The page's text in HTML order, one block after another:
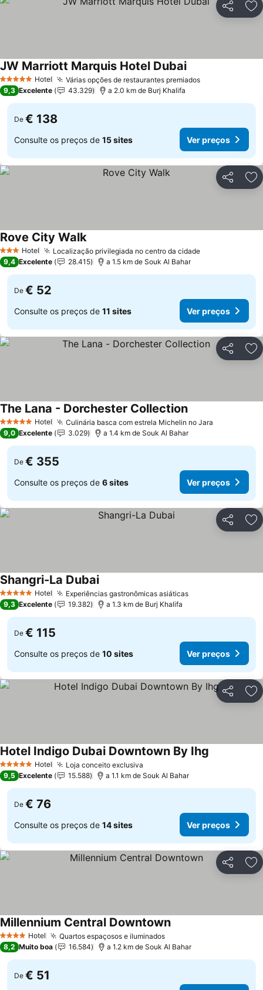
Partilhar
5 Estrelas Hotel Várias opções de restaurantes premiados
JW Marriott Marquis Hotel Dubai
9,3 Excelente 43.329 a 2.0 km de Burj Khalifa
De € 138
Consulte os preços de 15 sites Ver preços
Partilhar
3 EstrelasHotel Localização privilegiada no centro da cidade
Rove City Walk
9,4 Excelente 28.415 a 1.5 km de Souk Al Bahar
De € 52
Consulte os preços de 11 sites Ver preços
Partilhar
5 Estrelas Hotel Culinária basca com estrela Michelin no Jara
The Lana - Dorchester Collection
9,0 Excelente 3.029 a 1.4 km de Souk Al Bahar
De € 355
Consulte os preços de 6 sites Ver preços
Partilhar
5 Estrelas Hotel Experiências gastronômicas asiáticas
Shangri-La Dubai
9,3 Excelente 19.382 a 1.3 km de Burj Khalifa
De € 115
Consulte os preços de 10 sites Ver preços
Partilhar
5 Estrelas Hotel Loja conceito exclusiva
Hotel Indigo Dubai Downtown By Ihg
9,5 Excelente 15.588 a 1.1 km de Souk Al Bahar
De € 76
Consulte os preços de 14 sites Ver preços
Partilhar
4 EstrelasHotel Quartos espaçosos e iluminados
Millennium Central Downtown
8,2 Muito boa 16.584 a 1.2 km de Souk Al Bahar
De € 51